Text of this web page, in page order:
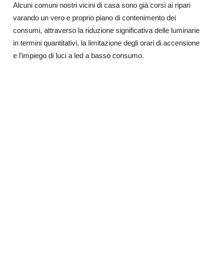
Alcuni comuni nostri vicini di casa sono già corsi ai ripari
varando un vero e proprio piano di contenimento dei
consumi, attraverso la riduzione significativa delle luminarie
in termini quantitativi, la limitazione degli orari di accensione
e l’impiego di luci a led a basso consumo.